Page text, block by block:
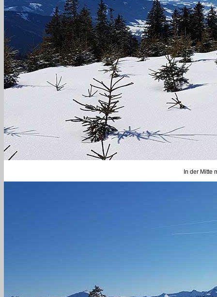
In der Mitte